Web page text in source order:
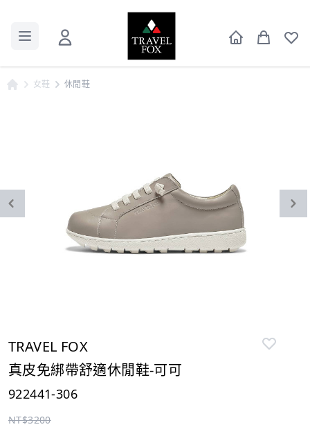
女鞋 休閒鞋
TRAVEL FOX
真皮免綁帶舒適休閒鞋-可可
922441-306
NT$3200